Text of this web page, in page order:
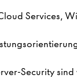
Services,
Security